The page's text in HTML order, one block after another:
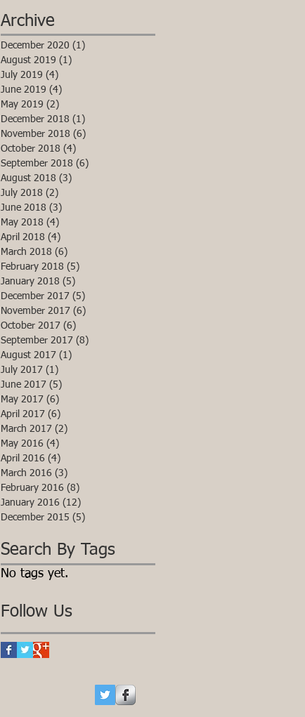
Archive
December 2020 (1)
August 2019 (1)
July 2019 (4)
June 2019 (4)
May 2019 (2)
December 2018 (1)
November 2018 (6)
October 2018 (4)
September 2018 (6)
August 2018 (3)
July 2018 (2)
June 2018 (3)
May 2018 (4)
April 2018 (4)
March 2018 (6)
February 2018 (5)
January 2018 (5)
December 2017 (5)
November 2017 (6)
October 2017 (6)
September 2017 (8)
August 2017 (1)
July 2017 (1)
June 2017 (5)
May 2017 (6)
April 2017 (6)
March 2017 (2)
May 2016 (4)
April 2016 (4)
March 2016 (3)
February 2016 (8)
January 2016 (12)
December 2015 (5)
Search By Tags
No tags yet.
Follow Us